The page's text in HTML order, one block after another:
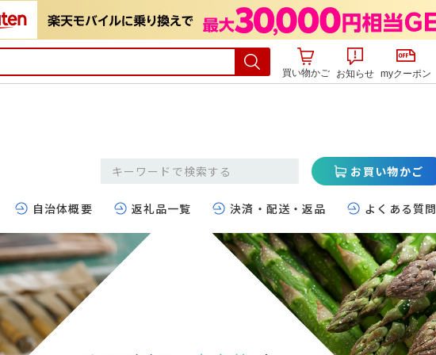
買い物かご お知らせ myクーポン
お買い物かご
自治体概要 返礼品一覧 決済・配送・返品 よくある質問